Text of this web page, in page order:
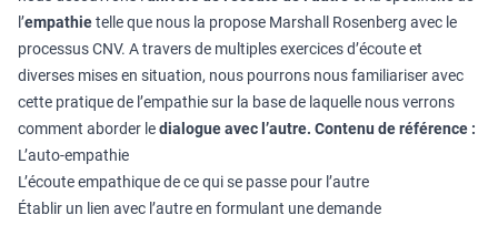
l’empathietelle que nous la propose Marshall Rosenberg avec le
processus CNV. A travers de multiples exercices d’écoute et
diverses mises en situation, nous pourrons nous familiariser avec
cette pratique de l’empathie sur la base de laquelle nous verrons
comment aborder ledialogue avec l’autre. Contenu de référence :
L’auto-empathie
L’écoute empathique de ce qui se passe pour l’autre
Établir un lien avec l’autre en formulant une demande